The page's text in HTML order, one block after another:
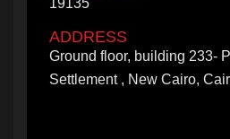
19135
ADDRESS
Ground floor, building 233-
Settlement , New Cairo,